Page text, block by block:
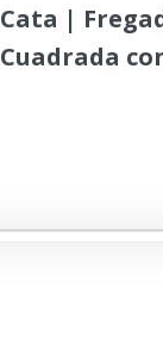
Cata |
Cuadrada